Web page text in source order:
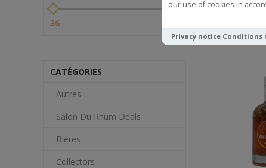
our use of cookies in
Privacy notice Conditions
36
CATÉGORIES
Autres
Salon Du Rhum Deals
Bières
Collectors